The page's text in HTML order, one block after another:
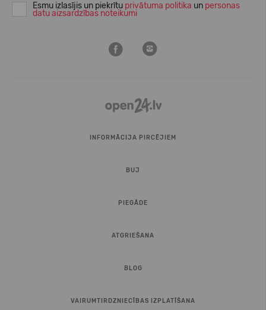
Esmu izlasījis un piekrītu privātuma politika un personas
datu aizsardzības noteikumi
INFORMĀCIJA PIRCĒJIEM
BUJ
PIEGĀDE
ATGRIEŠANA
BLOG
VAIRUMTIRDZNIECĪBAS IZPLATĪŠANA